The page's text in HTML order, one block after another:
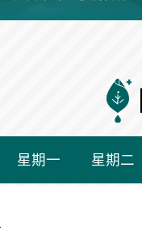
星期一 星期二